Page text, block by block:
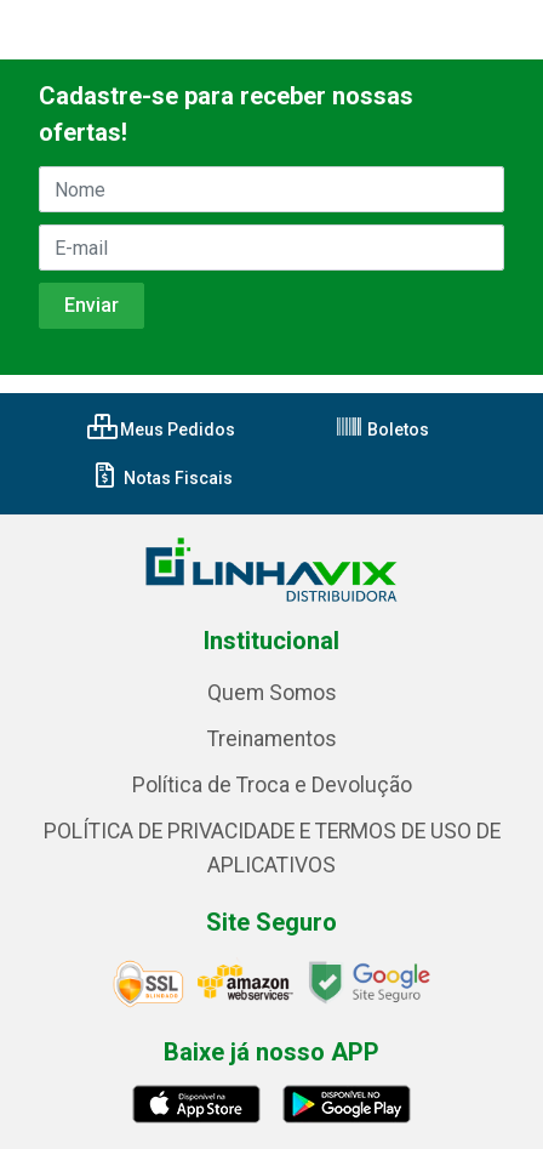
Cadastre-se para receber nossas
ofertas!
Meus Pedidos Boletos
Notas Fiscais
Institucional
Quem Somos
Treinamentos
Política de Troca e Devolução
POLÍTICA DE PRIVACIDADE E TERMOS DE USO DE
APLICATIVOS
Site Seguro
Baixe já nosso APP